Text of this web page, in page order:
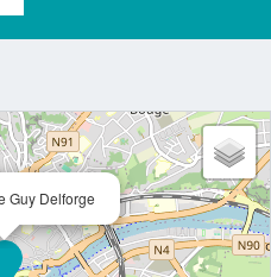
Guy Delforge